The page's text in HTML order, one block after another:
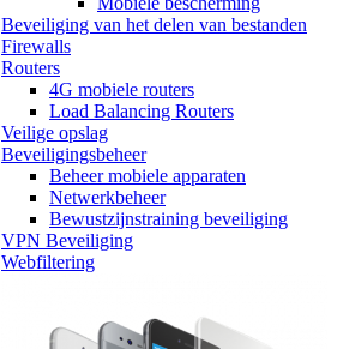
Beveiliging van het delen van bestanden
Firewalls
Routers
4G mobiele routers
Load Balancing Routers
Veilige opslag
Beveiligingsbeheer
Beheer mobiele apparaten
Netwerkbeheer
Bewustzijnstraining beveiliging
VPN Beveiliging
Webfiltering